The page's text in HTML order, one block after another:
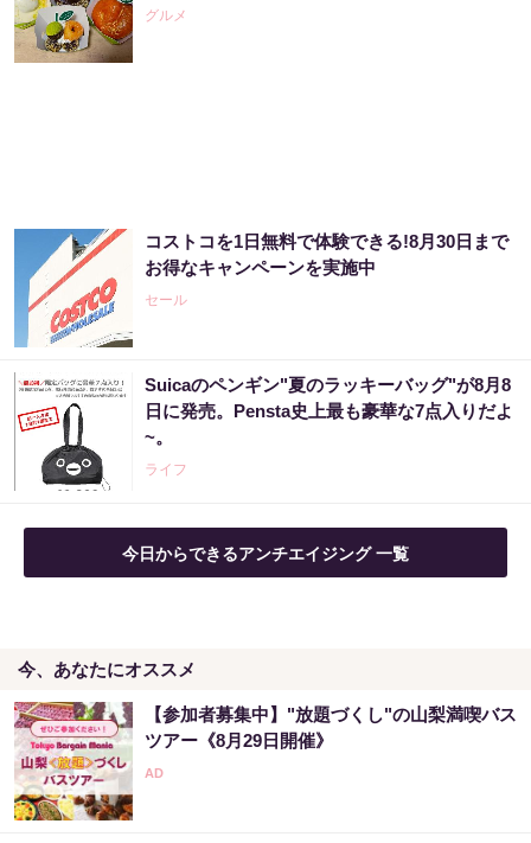
グルメ
コストコを1日無料で体験できる!8月30日まで
お得なキャンペーンを実施中
セール
Suicaのペンギン"夏のラッキーバッグ"が8月8
日に発売。Pensta史上最も豪華な7点入りだよ
~。
ライフ
今日からできるアンチエイジング 一覧
今、あなたにオススメ
【参加者募集中】"放題づくし"の山梨満喫バス
ツアー《8月29日開催》